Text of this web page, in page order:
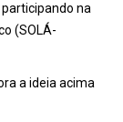
na
(SOLÁ-
a ideia acima